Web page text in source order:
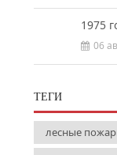
1975
06
ТЕГИ
лесные